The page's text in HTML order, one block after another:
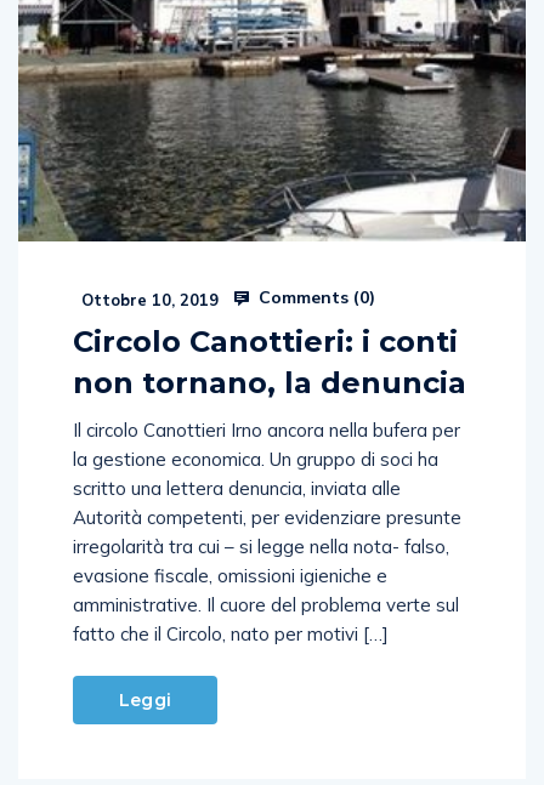
Ottobre 10, 2019 Comments (0)
Circolo Canottieri: i conti
non tornano, la denuncia
Il circolo Canottieri Irno ancora nella bufera per
la gestione economica. Un gruppo di soci ha
scritto una lettera denuncia, inviata alle
Autorità competenti, per evidenziare presunte
irregolarità tra cui – si legge nella nota- falso,
evasione fiscale, omissioni igieniche e
amministrative. Il cuore del problema verte sul
fatto che il Circolo, nato per motivi […]
Leggi